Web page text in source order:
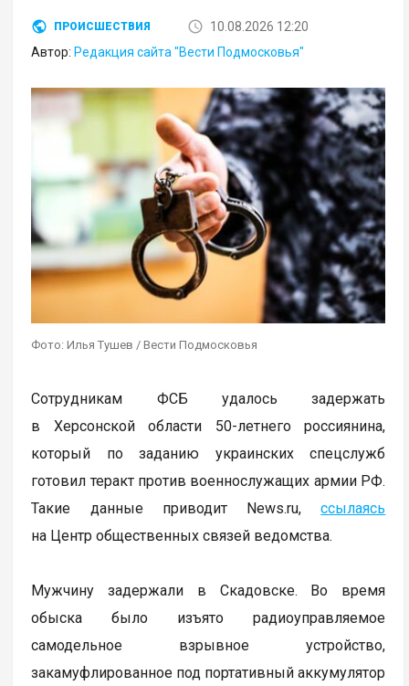
ПРОИСШЕСТВИЯ
10.08.2026 12:20
Автор: Редакция сайта "Вести Подмосковья"
Фото: Илья Тушев / Вести Подмосковья
Сотрудникам ФСБ удалось задержать
в Херсонской области 50-летнего россиянина,
который по заданию украинских спецслужб
готовил теракт против военнослужащих армии РФ.
Такие данные приводит News.ru,ссылаясь
на Центр общественных связей ведомства.
Мужчину задержали в Скадовске. Во время
обыска было изъято радиоуправляемое
самодельное взрывное устройство,
закамуфлированное под портативный аккумулятор